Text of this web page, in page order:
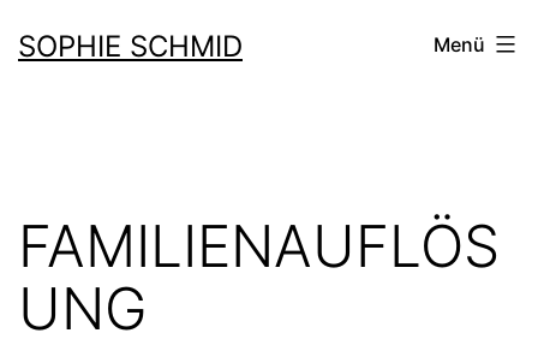
Inhalt
SOPHIE SCHMID Menü
FAMILIENAUFLÖS
UNG